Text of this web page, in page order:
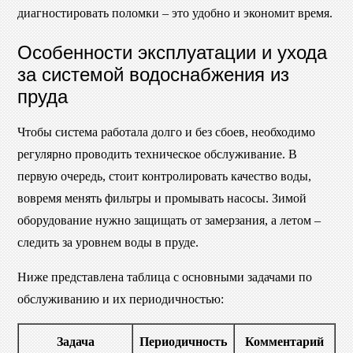
диагностировать поломки – это удобно и экономит время.
Особенности эксплуатации и ухода
за системой водоснабжения из
пруда
Чтобы система работала долго и без сбоев, необходимо
регулярно проводить техническое обслуживание. В
первую очередь, стоит контролировать качество воды,
вовремя менять фильтры и промывать насосы. Зимой
оборудование нужно защищать от замерзания, а летом –
следить за уровнем воды в пруде.
Ниже представлена таблица с основными задачами по
обслуживанию и их периодичностью:
Задача Периодичность Комментарий